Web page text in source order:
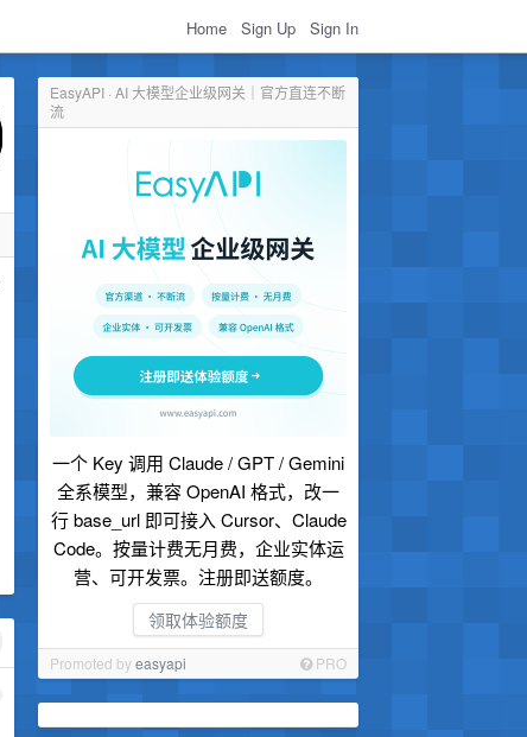
Home Sign Up Sign In
EasyAPI · AI 大模型企业级网关｜官方直连不断
流
一个 Key 调用 Claude / GPT / Gemini
全系模型，兼容 OpenAI 格式，改一
行 base_url 即可接入 Cursor、Claude
Code。按量计费无月费，企业实体运
营、可开发票。注册即送额度。
领取体验额度
Promoted byeasyapi PRO